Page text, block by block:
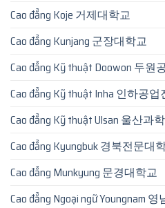
Cao đẳng Koje 거제대학교
Cao đẳng Kunjang 군장대학교
Cao đẳng Kỹ thuật Doowon 두원
Cao đẳng Kỹ thuật Inha 인하공
Cao đẳng Kỹ thuật Ulsan 울산과
Cao đẳng Kyungbuk 경북전문대
Cao đẳng Munkyung 문경대학교
Cao đẳng Ngoại ngữ Youngnam